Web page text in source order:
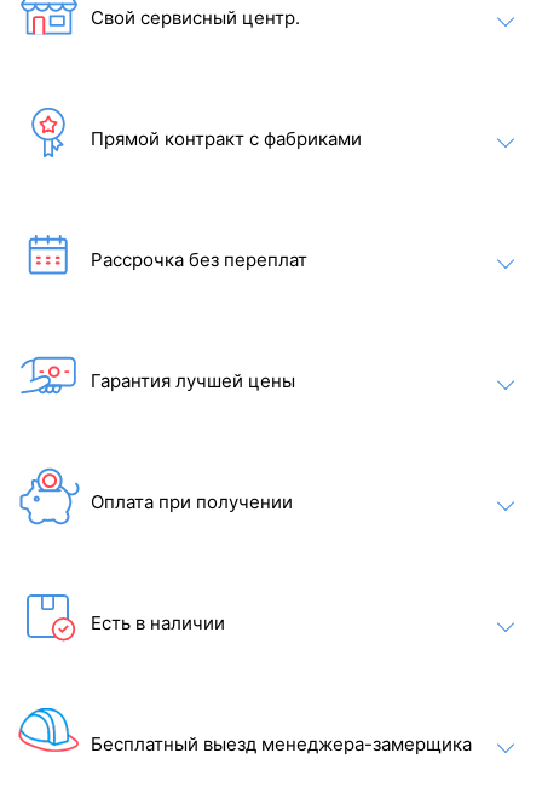
электрическая печь с парогенератором Tylo Combi Compact
(предназначена для традиционной сауны).
В комплекте:
Парогенератор
Сауна с панелями и лавками
Напольный алюминиевый каркас
Угловые и потолочные рейки
Монтажные детали и клапаны
Свой сервисный центр.
Прямой контракт с фабриками
Рассрочка без переплат
Гарантия лучшей цены
Оплата при получении
Есть в наличии
Бесплатный выезд менеджера-замерщика